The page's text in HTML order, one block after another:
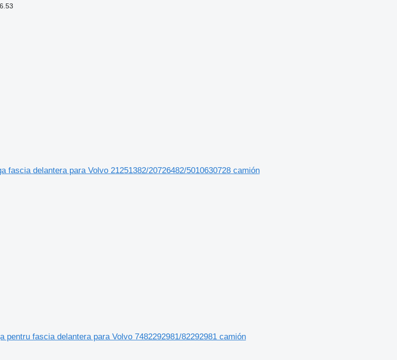
fascia delantera para Volvo 21251382/20726482/5010630728 camión
pentru fascia delantera para Volvo 7482292981/82292981 camión